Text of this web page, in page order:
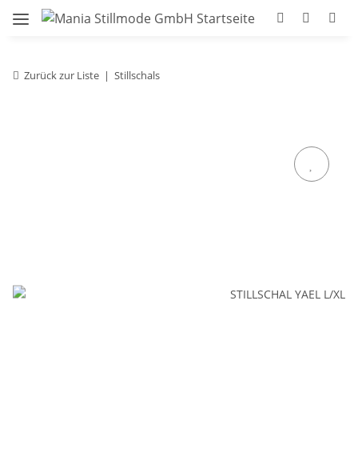
Zurück zur Liste Stillschals